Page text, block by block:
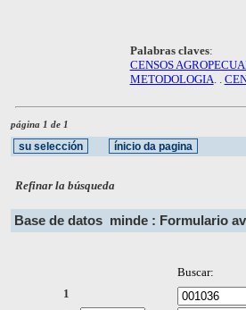
Palabras claves:
CENSOS
METODOLOGIA
página 1 de 1
Refinar la búsqueda
Base de datos minde : Formulario
Buscar:
1